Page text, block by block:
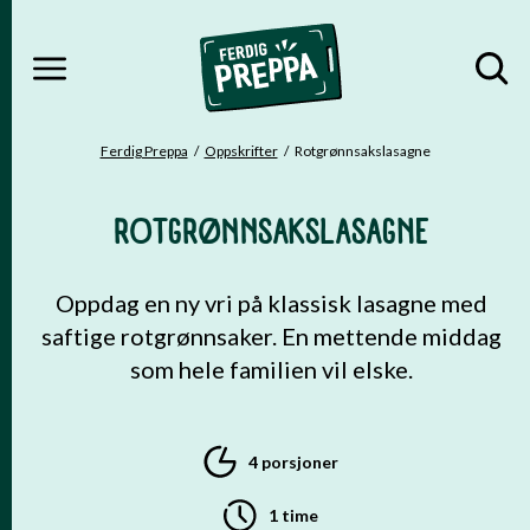
DU ER HER
Ferdig Preppa Oppskrifter Rotgrønnsakslasagne
ROTGRØNNSAKSLASAGNE
Oppdag en ny vri på klassisk lasagne med
saftige rotgrønnsaker. En mettende middag
som hele familien vil elske.
4 porsjoner
1 time